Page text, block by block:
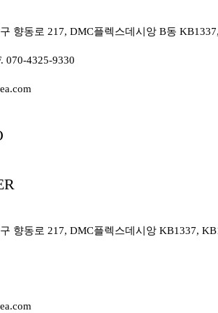
향동로 217, DMC플렉스데시앙 B동
4325-9330
향동로 217, DMC플렉스데시앙 KB1337,